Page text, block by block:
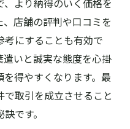
より納得のいく価格を
店舗の評判や口コミを
にすることも有効で
いと誠実な態度を心掛
得やすくなります。最
取引を成立させること
です。